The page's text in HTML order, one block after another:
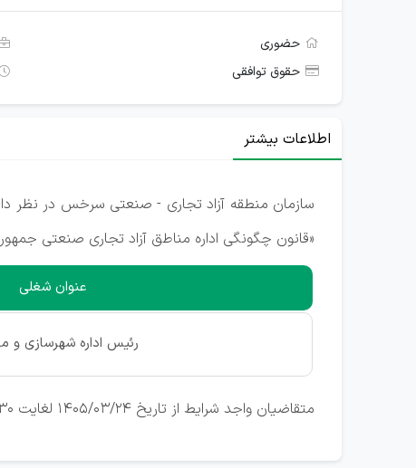
حضوری
حقوق توافقی
اطلاعات بیشتر
سازمان منطقه آزاد تجاری - صنعتی سرخس در نظر
«قانون چگونگی اداره مناطق آزاد تجاری صنعتی
عنوان شغلی
رئیس اداره شهرسازی و
متقاضیان واجد شرایط از تاریخ 1405/03/24 لغایت 1405/03/30 می توانند با کلیک روی لینک تکمیل فرم استخدام، با انتخاب شغل مورد نظرشان رزومه خود را ارسال نمایند.